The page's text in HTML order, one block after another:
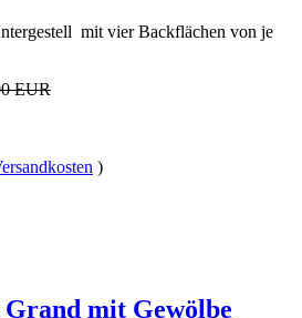
mit vier Backflächen von je
EUR
)
mit Gewölbe